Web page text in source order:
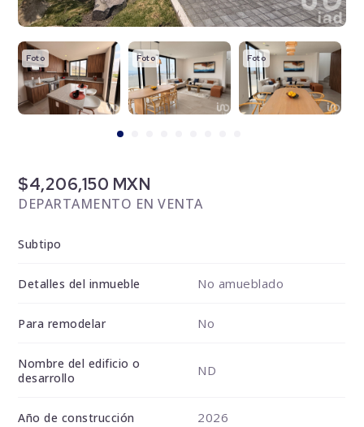
Foto Foto Foto
$4,206,150 MXN
DEPARTAMENTO EN VENTA
Subtipo
Detalles del inmueble No amueblado
Para remodelar No
Nombre del edificio o
desarrollo
ND
Año de construcción 2026